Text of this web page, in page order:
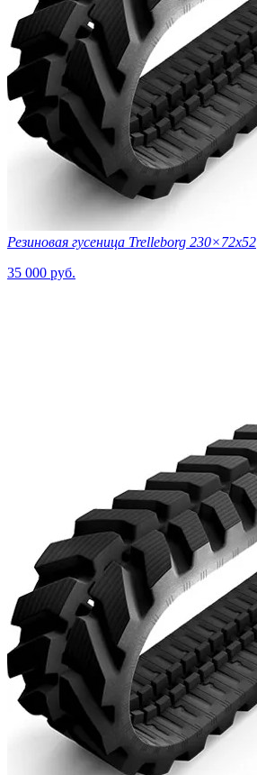
Резиновая гусеница Trelleborg 230×72х52
35 000 руб.